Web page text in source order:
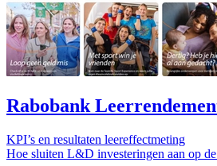
Rabobank
KPI’s en resultaten leereffectmeting
Hoe sluiten L&D investeringen aan op de